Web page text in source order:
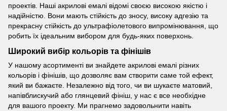
проектів. Наші акрилові емалі відомі своєю високою якістю і
надійністю. Вони мають стійкість до зносу, високу адгезію та
прекрасну стійкість до ультрафіолетового випромінювання, що
робить їх ідеальним вибором для будь-яких поверхонь.
Широкий вибір кольорів та фінішів
У нашому асортименті ви знайдете акрилові емалі різних
кольорів і фінішів, що дозволяє вам створити саме той ефект,
який ви бажаєте. Незалежно від того, чи ви шукаєте матовий,
напівблискучий або глянцевий фініш, у нас є все необхідне
для вашого проекту. Ми прагнемо задовольнити навіть